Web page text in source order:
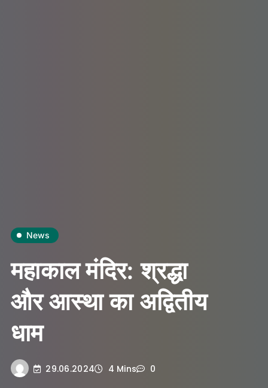
News
महाकाल मंदिर: श्रद्धा
और आस्था का अद्वितीय
धाम
29.06.2024 4 Mins 0